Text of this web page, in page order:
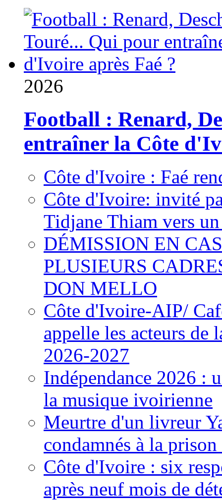
2026
Football : Renard,
entraîner la Côte
Côte d'Ivoire : Faé
Côte d'Ivoire: invité
Tidjane Thiam vers
DÉMISSION EN
PLUSIEURS
DON MELLO
Côte d'Ivoire-AIP/
appelle les acteurs de
2026-2027
Indépendance 2026 :
la musique ivoirienne
Meurtre d'un livreur
condamnés à la
Côte d'Ivoire : six
après neuf mois de